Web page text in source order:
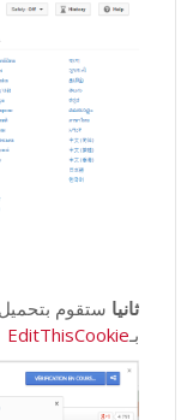
ثانيا ستقوم
بـEditThisCookie